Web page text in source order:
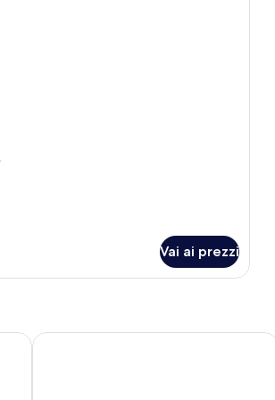
Vai ai prezzi
Paulaner am Dom